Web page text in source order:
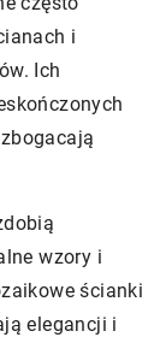
i
Ich
wzory i
ścianki
elegancji i